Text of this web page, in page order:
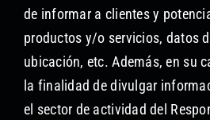
de informar a clientes y
productos y/o servicios, datos
ubicación, etc. Además, en su
la finalidad de divulgar
el sector de actividad del